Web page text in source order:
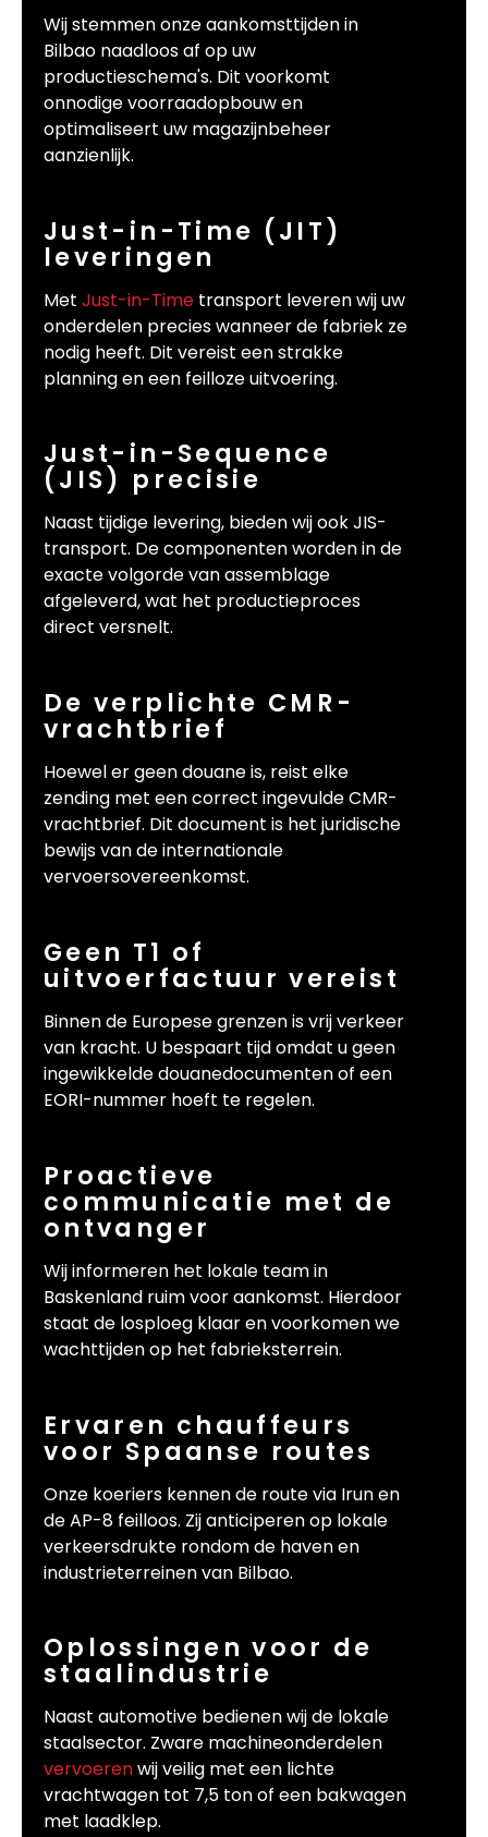
Wij stemmen onze aankomsttijden in
Bilbao naadloos af op uw
productieschema's. Dit voorkomt
onnodige voorraadopbouw en
optimaliseert uw magazijnbeheer
aanzienlijk.
Just-in-Time (JIT)
leveringen
Met Just-in-Time transport leveren wij uw
onderdelen precies wanneer de fabriek ze
nodig heeft. Dit vereist een strakke
planning en een feilloze uitvoering.
Just-in-Sequence
(JIS) precisie
Naast tijdige levering, bieden wij ook JIS-
transport. De componenten worden in de
exacte volgorde van assemblage
afgeleverd, wat het productieproces
direct versnelt.
De verplichte CMR-
vrachtbrief
Hoewel er geen douane is, reist elke
zending met een correct ingevulde CMR-
vrachtbrief. Dit document is het juridische
bewijs van de internationale
vervoersovereenkomst.
Geen T1 of
uitvoerfactuur vereist
Binnen de Europese grenzen is vrij verkeer
van kracht. U bespaart tijd omdat u geen
ingewikkelde douanedocumenten of een
EORI-nummer hoeft te regelen.
Proactieve
communicatie met de
ontvanger
Wij informeren het lokale team in
Baskenland ruim voor aankomst. Hierdoor
staat de losploeg klaar en voorkomen we
wachttijden op het fabrieksterrein.
Ervaren chauffeurs
voor Spaanse routes
Onze koeriers kennen de route via Irun en
de AP-8 feilloos. Zij anticiperen op lokale
verkeersdrukte rondom de haven en
industrieterreinen van Bilbao.
Oplossingen voor de
staalindustrie
Naast automotive bedienen wij de lokale
staalsector. Zware machineonderdelen
vervoerenwij veilig met een lichte
vrachtwagen tot 7,5 ton of een bakwagen
met laadklep.